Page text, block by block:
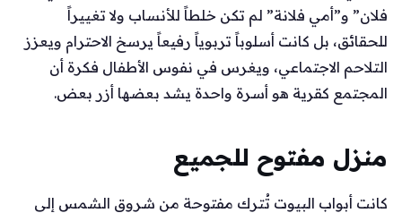
فلان” و”أمي فلانة” لم تكن خلطاً للأنساب ولا تغييراً
للحقائق، بل كانت أسلوباً تربوياً رفيعاً يرسخ الاحترام ويعزز
التلاحم الاجتماعي، ويغرس في نفوس الأطفال فكرة أن
المجتمع كقرية هو أسرة واحدة يشد بعضها أزر بعض.
منزل مفتوح للجميع
كانت أبواب البيوت تُترك مفتوحة من شروق الشمس إلى